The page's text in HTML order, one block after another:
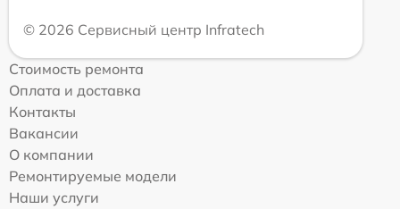
© 2026 Сервисный центр Infratech
Стоимость ремонта
Оплата и доставка
Контакты
Вакансии
О компании
Ремонтируемые модели
Наши услуги